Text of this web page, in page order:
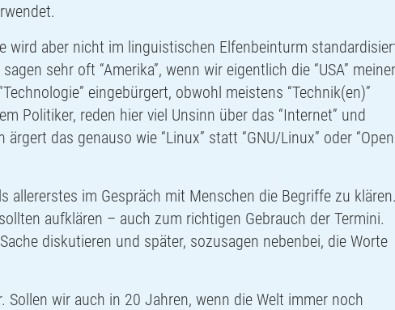
wird aber nicht im linguistischen Elfenbeinturm
sehr oft “Amerika”, wenn wir eigentlich die “USA”
eingebürgert, obwohl meistens “Technik(en)”
Politiker, reden hier viel Unsinn über das “Internet” und
ärgert das genauso wie “Linux” statt “GNU/Linux” oder “Open
allererstes im Gespräch mit Menschen die Begriffe zu
aufklären – auch zum richtigen Gebrauch der Termini.
diskutieren und später, sozusagen nebenbei, die Worte
Sollen wir auch in 20 Jahren, wenn die Welt immer noch